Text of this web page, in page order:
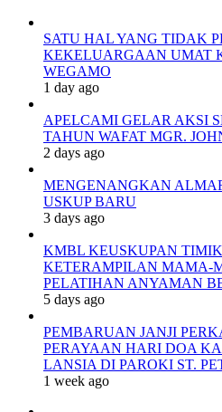
SATU HAL YANG TIDAK
KEKELUARGAAN UMAT
WEGAMO
1 day ago
APELCAMI GELAR AKSI
TAHUN WAFAT MGR.
2 days ago
MENGENANGKAN
USKUP BARU
3 days ago
KMBL KEUSKUPAN
KETERAMPILAN MAMA-
PELATIHAN ANYAMAN
5 days ago
PEMBARUAN JANJI
PERAYAAN HARI DOA
LANSIA DI PAROKI ST.
1 week ago